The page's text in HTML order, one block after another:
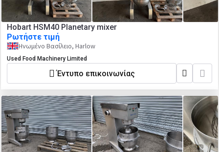
Hobart HSM40 Planetary mixer
Ρωτήστε τιμή
Ηνωμένο Βασίλειο, Harlow
Used Food Machinery Limited
Έντυπο επικοινωνίας